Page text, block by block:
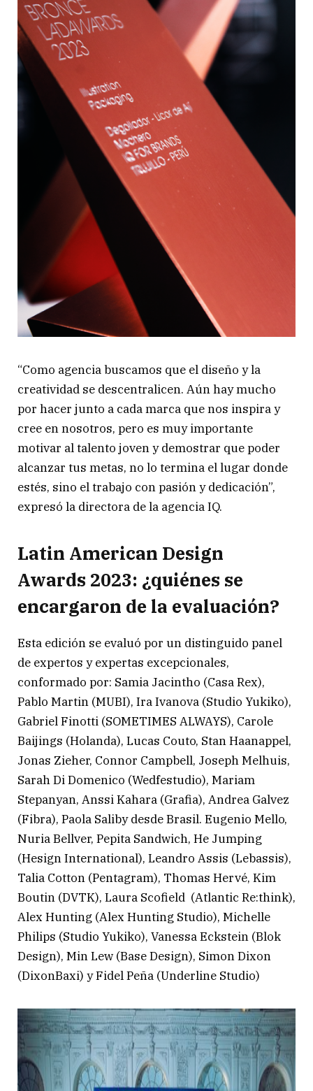
“Como agencia buscamos que el diseño y la
creatividad se descentralicen. Aún hay mucho
por hacer junto a cada marca que nos inspira y
cree en nosotros, pero es muy importante
motivar al talento joven y demostrar que poder
alcanzar tus metas, no lo termina el lugar donde
estés, sino el trabajo con pasión y dedicación”,
expresó la directora de la agencia IQ.
Latin American Design
Awards 2023: ¿quiénes se
encargaron de la evaluación?
Esta edición se evaluó por un distinguido panel
de expertos y expertas excepcionales,
conformado por: Samia Jacintho (Casa Rex),
Pablo Martin (MUBI), Ira Ivanova (Studio Yukiko),
Gabriel Finotti (SOMETIMES ALWAYS), Carole
Baijings (Holanda), Lucas Couto, Stan Haanappel,
Jonas Zieher, Connor Campbell, Joseph Melhuis,
Sarah Di Domenico (Wedfestudio), Mariam
Stepanyan, Anssi Kahara (Grafia), Andrea Galvez
(Fibra), Paola Saliby desde Brasil. Eugenio Mello,
Nuria Bellver, Pepita Sandwich, He Jumping
(Hesign International), Leandro Assis (Lebassis),
Talia Cotton (Pentagram), Thomas Hervé, Kim
Boutin (DVTK), Laura Scofield (Atlantic Re:think),
Alex Hunting (Alex Hunting Studio), Michelle
Philips (Studio Yukiko), Vanessa Eckstein (Blok
Design), Min Lew (Base Design), Simon Dixon
(DixonBaxi) y Fidel Peña (Underline Studio)